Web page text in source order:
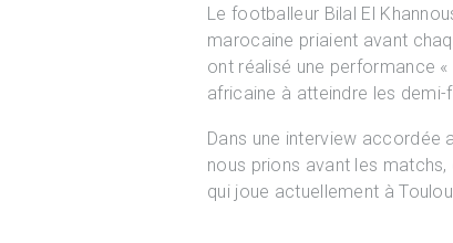
Le footballeur Bilal El
marocaine priaient avant
ont réalisé une performance
africaine à atteindre les demi-
Dans une interview accordée
nous prions avant les matchs,
qui joue actuellement à